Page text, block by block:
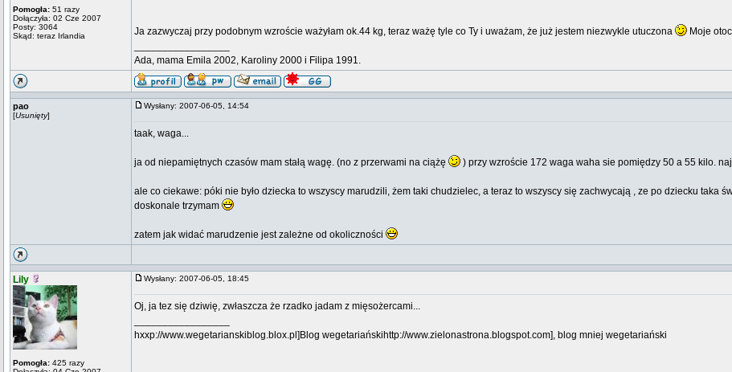
Pomogła: 51 razy
Dołączyła: 02 Cze 2007
Posty: 3064
Skąd: teraz Irlandia
Ja zazwyczaj przy podobnym wzroście ważyłam ok.44 kg, teraz ważę tyle co Ty i uważam, że już jestem niezwykle utuczona
Moje
Ada, mama Emila 2002, Karoliny 2000 i Filipa 1991.
pao
[Usunięty]
Wysłany: 2007-06-05, 14:54
taak, waga...
ja od niepamiętnych czasów mam stałą wagę. (no z przerwami na ciążę ) przy wzroście 172 waga waha sie pomiędzy 50 a 55 kilo.
ale co ciekawe: póki nie było dziecka to wszyscy marudzili, żem taki chudzielec, a teraz to wszyscy się zachwycają , ze po dziecku taka
doskonale trzymam
zatem jak widać marudzenie jest zależne od okoliczności
Lily
Pomogła: 425 razy
Wysłany: 2007-06-05, 18:45
Oj, ja tez się dziwię, zwłaszcza że rzadko jadam z mięsożercami...
hxxp://www.wegetarianskiblog.blox.pl]Blog wegetariańskihttp://www.zielonastrona.blogspot.com], blog mniej wegetariański